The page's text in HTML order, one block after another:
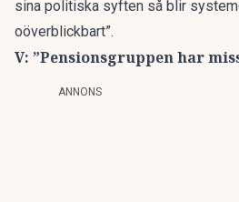
sina politiska syften så blir
oöverblickbart”.
V: ”Pensionsgruppen har
ANNONS